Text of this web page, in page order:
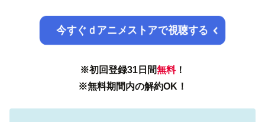
今すぐｄアニメストアで視聴する
※初回登録31日間無料！
※無料期間内の解約OK！